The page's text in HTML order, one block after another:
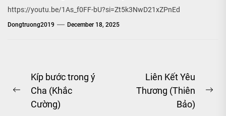
https://youtu.be/1As_f0FF-bU?si=Zt5k3NwD21xZPnEd
Dongtruong2019 December 18, 2025
Post
navigation
Previous
post:
Kíp bước trong ý
Cha (Khắc
Cường)
Liên Kết Yêu
Thương (Thiên
Bảo)